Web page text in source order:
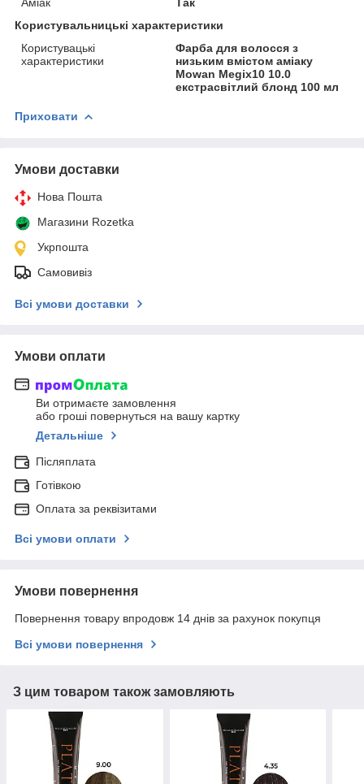
Користувальницькі характеристики
Користувацькі
характеристики
Фарба для волосся з
низьким вмістом аміаку
Mowan Megix10 10.0
екстрасвітлий блонд 100 мл
Приховати
Умови доставки
Нова Пошта
Магазини Rozetka
Укрпошта
Самовивіз
Всі умови доставки
Умови оплати
Ви отримаєте замовлення
або гроші повернуться на вашу картку
Детальніше
Післяплата
Готівкою
Оплата за реквізитами
Всі умови оплати
Умови повернення
Повернення товару впродовж 14 днів за рахунок покупця
Всі умови повернення
З цим товаром також замовляють